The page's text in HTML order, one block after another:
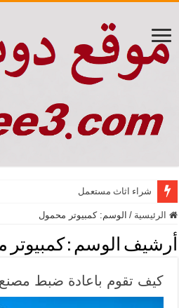
شراء اثاث مستعمل
الرئيسية / الوسم:كمبيوتر محمول
أرشيف الوسم :
كيف تقوم باعادة ضبط مصنع